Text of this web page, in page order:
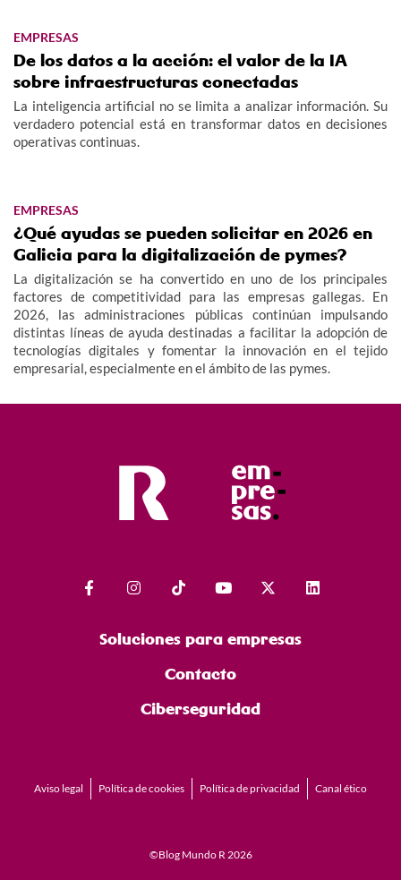
EMPRESAS
De los datos a la acción: el valor de la IA
sobre infraestructuras conectadas
La inteligencia artificial no se limita a analizar información. Su
verdadero potencial está en transformar datos en decisiones
operativas continuas.
EMPRESAS
¿Qué ayudas se pueden solicitar en 2026 en
Galicia para la digitalización de pymes?
La digitalización se ha convertido en uno de los principales
factores de competitividad para las empresas gallegas. En
2026, las administraciones públicas continúan impulsando
distintas líneas de ayuda destinadas a facilitar la adopción de
tecnologías digitales y fomentar la innovación en el tejido
empresarial, especialmente en el ámbito de las pymes.
Soluciones para empresas
Contacto
Ciberseguridad
Aviso legal Política de cookies Política de privacidad Canal ético
©Blog Mundo R 2026